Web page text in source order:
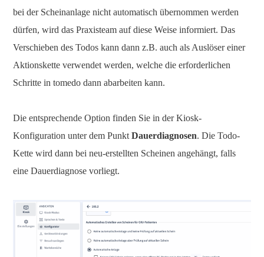
bei der Scheinanlage nicht automatisch übernommen werden
dürfen, wird das Praxisteam auf diese Weise informiert. Das
Verschieben des Todos kann dann z.B. auch als Auslöser einer
Aktionskette verwendet werden, welche die erforderlichen
Schritte in tomedo dann abarbeiten kann.
Die entsprechende Option finden Sie in der Kiosk-
Konfiguration unter dem Punkt Dauerdiagnosen. Die Todo-
Kette wird dann bei neu-erstellten Scheinen angehängt, falls
eine Dauerdiagnose vorliegt.